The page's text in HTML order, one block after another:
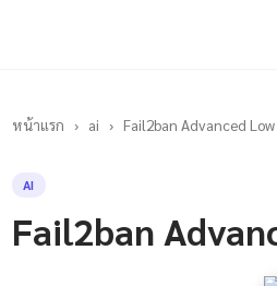
หน้าแรก › ai › Fail2ban Advanced Low
AI
Fail2ban